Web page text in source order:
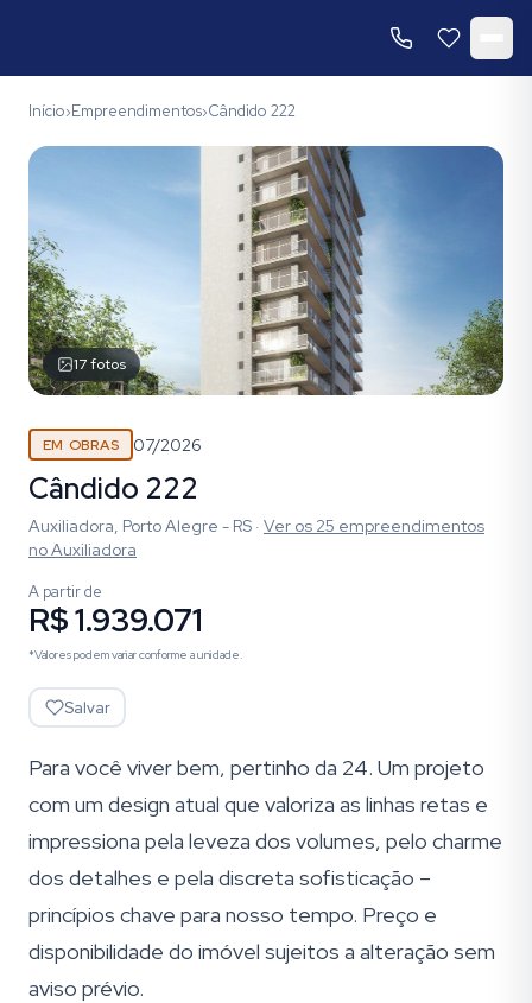
Início›Empreendimentos›Cândido 222
17fotos
EM OBRAS 07/2026
Cândido 222
Auxiliadora, Porto Alegre - RS · Ver os 25 empreendimentos
no Auxiliadora
A partir de
R$ 1.939.071
*Valores podem variar conforme a unidade.
Salvar
Para você viver bem, pertinho da 24. Um projeto
com um design atual que valoriza as linhas retas e
impressiona pela leveza dos volumes, pelo charme
dos detalhes e pela discreta sofisticação –
princípios chave para nosso tempo. Preço e
disponibilidade do imóvel sujeitos a alteração sem
aviso prévio.